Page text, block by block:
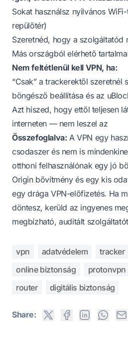
Sokat használsz nyilvános
repülőtér)
Szeretnéd, hogy a szolgáltatód
Más országból elérhető
Nem feltétlenül kell VPN, ha:
“Csak” a trackerektől
böngésző beállítása és az
Azt hiszed, hogy ettől teljesen
interneten — nem leszel az
Összefoglalva: A VPN egy
csodaszer és nem is
otthoni felhasználónak egy jó
Origin bővítmény és egy kis
egy drága VPN-előfizetés. Ha
döntesz, kerüld az ingyenes
megbízható, auditált
vpn adatvédelem
tracker
online biztonság
protonvpn
router
digitális biztonság
Share: